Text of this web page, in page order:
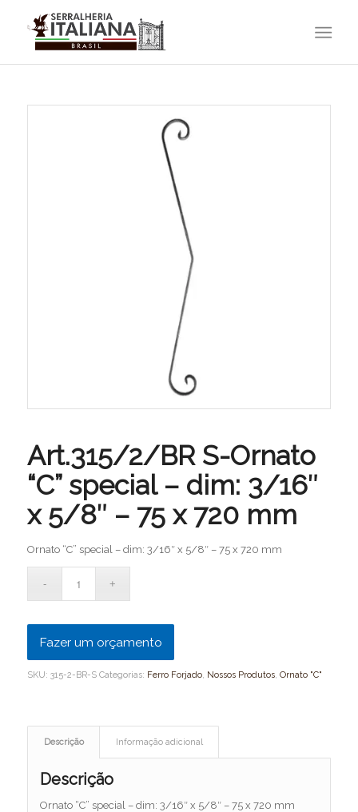
Art.315/2/BR S-Ornato
“C” special – dim: 3/16″
x 5/8″ – 75 x 720 mm
Ornato “C” special – dim: 3/16″ x 5/8″ – 75 x 720 mm
Fazer um orçamento
SKU: 315-2-BR-S Categorias: Ferro Forjado, Nossos Produtos, Ornato "C"
Descrição Informação adicional
Descrição
Ornato “C” special – dim: 3/16″ x 5/8″ – 75 x 720 mm